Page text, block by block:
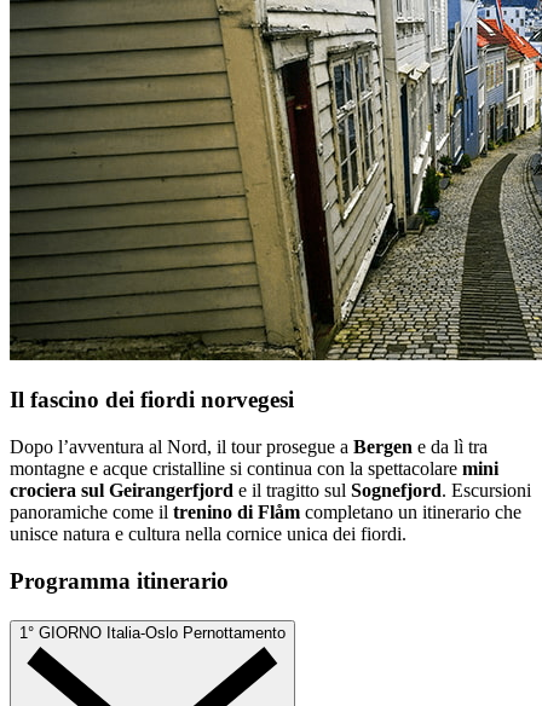
Il fascino dei fiordi norvegesi
Dopo l’avventura al Nord, il tour prosegue a Bergen e da lì tra
montagne e acque cristalline si continua con la spettacolare mini
crociera sul Geirangerfjord e il tragitto sul Sognefjord. Escursioni
panoramiche come il trenino di Flåm completano un itinerario che
unisce natura e cultura nella cornice unica dei fiordi.
Programma itinerario
1° GIORNO Italia-Oslo Pernottamento